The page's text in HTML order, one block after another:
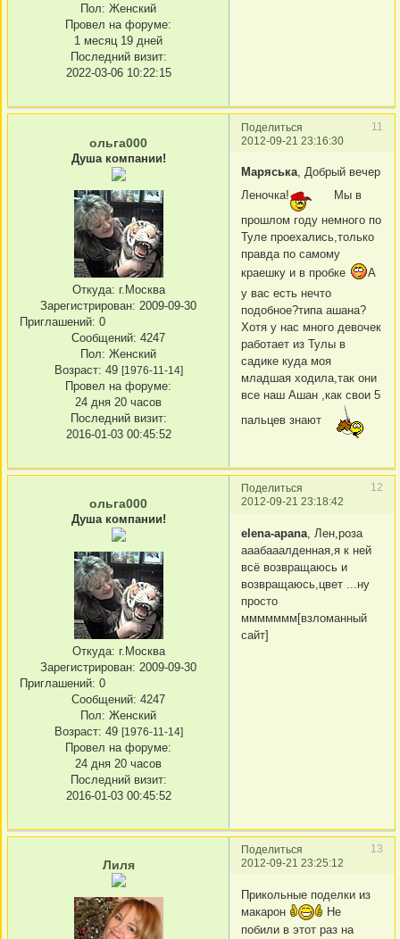
Пол: Женский
Провел на форуме:
1 месяц 19 дней
Последний визит:
2022-03-06 10:22:15
Поделиться
11
2012-09-21 23:16:30
ольга000
Душа компании!
Откуда: г.Москва
Зарегистрирован: 2009-09-30
Приглашений: 0
Сообщений: 4247
Пол: Женский
Возраст: 49 [1976-11-14]
Провел на форуме:
24 дня 20 часов
Последний визит:
2016-01-03 00:45:52
Маряська, Добрый вечер
Леночка!
Мы в
прошлом году немного по
Туле проехались,только
правда по самому
краешку и в пробке
А
у вас есть нечто
подобное?типа ашана?
Хотя у нас много девочек
работает из Тулы в
садике куда моя
младшая ходила,так они
все наш Ашан ,как свои 5
пальцев знают
Поделиться
12
2012-09-21 23:18:42
ольга000
Душа компании!
Откуда: г.Москва
Зарегистрирован: 2009-09-30
Приглашений: 0
Сообщений: 4247
Пол: Женский
Возраст: 49 [1976-11-14]
Провел на форуме:
24 дня 20 часов
Последний визит:
2016-01-03 00:45:52
elena-apana , Лен,роза
ааабааалденная,я к ней
всё возвращаюсь и
возвращаюсь,цвет ...ну
просто
ммммммм[взломанный
сайт]
Поделиться
13
2012-09-21 23:25:12
Лиля
Прикольные поделки из
макарон
Не
побили в этот раз на